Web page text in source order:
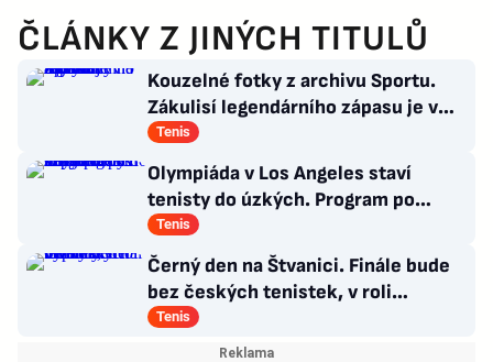
ČLÁNKY Z JINÝCH TITULŮ
Kouzelné fotky z archivu Sportu.
Zákulisí legendárního zápasu je v
Síni slávy na Štvanici
Tenis
Olympiáda v Los Angeles staví
tenisty do úzkých. Program po
Wimbledonu mnohé z nich nepotěší
Tenis
Černý den na Štvanici. Finále bude
bez českých tenistek, v roli
favoritek vypadly
Tenis